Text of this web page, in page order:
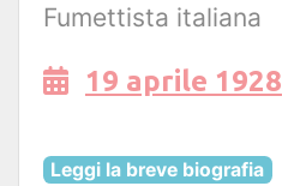
Fumettista italiana
19 aprile 1928
Leggi la breve biografia